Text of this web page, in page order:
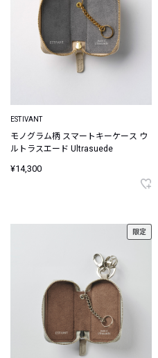
ESTIVANT
モノグラム柄 スマートキーケース ウ
ルトラスエード Ultrasuede
¥14,300
限定